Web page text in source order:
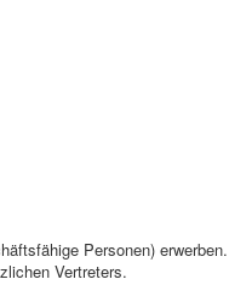
Personen) erwerben.
Vertreters.